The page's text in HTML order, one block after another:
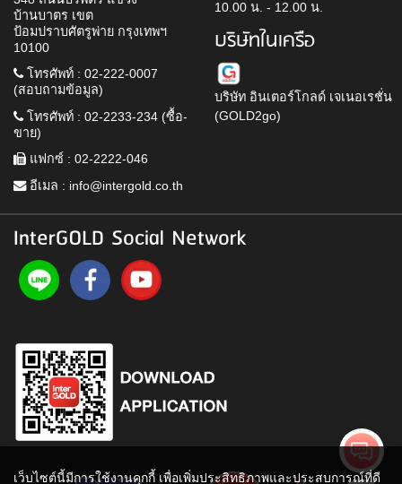
บ้านบาตร เขต
ป้อมปราบศัตรูพ่าย กรุงเทพฯ
10100
โทรศัพท์ : 02-222-0007
(สอบถามข้อมูล)
โทรศัพท์ : 02-2233-234 (ซื้อ-
ขาย)
แฟกซ์ : 02-2222-046
อีเมล : info@intergold.co.th
10.00 น. - 12.00 น.
บริษัทในเครือ
บริษัท อินเตอร์โกลด์ เจเนอเรชั่น
(GOLD2go)
InterGOLD Social Network
เว็บไซต์นี้มีการใช้งานคุกกี้ เพื่อเพิ่มประสิทธิภาพและประสบการณ์ที่ดี